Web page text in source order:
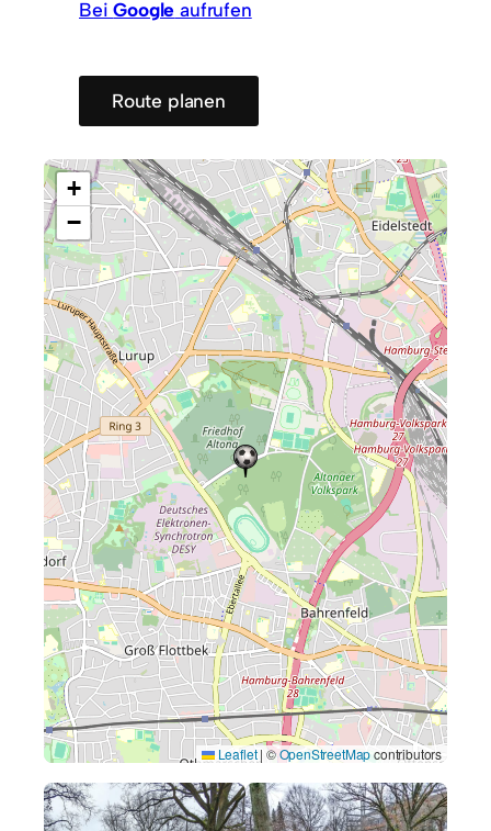
BeiGoogle aufrufen
Route planen
+
−
Leaflet | ©OpenStreetMapcontributors